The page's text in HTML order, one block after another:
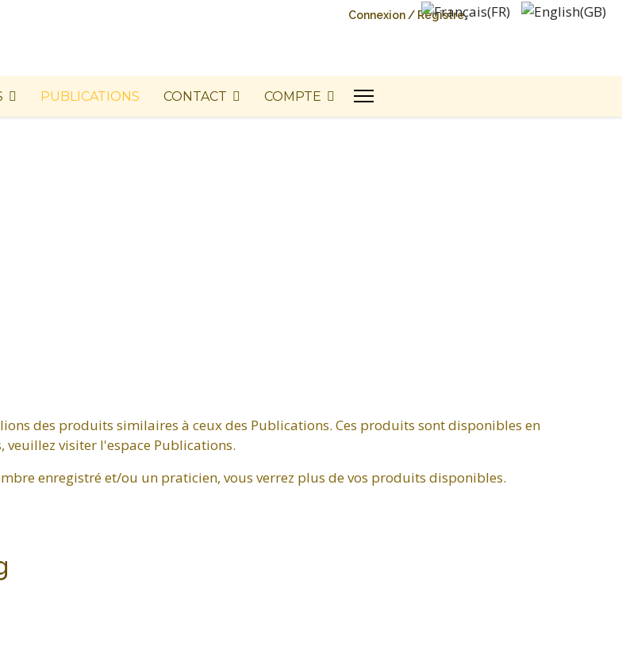
Connexion / Registre
PUBLICATIONS CONTACT COMPTE
des produits similaires à ceux des Publications. Ces produits sont disponibles en
veuillez visiter l'espace Publications.
enregistré et/ou un praticien, vous verrez plus de vos produits disponibles.